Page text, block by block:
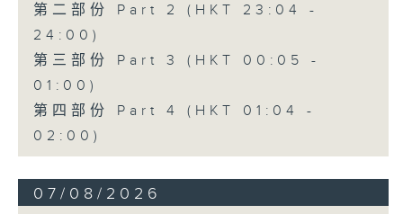
第二部份 Part 2 (HKT 23:04 -
24:00)
第三部份 Part 3 (HKT 00:05 -
01:00)
第四部份 Part 4 (HKT 01:04 -
02:00)
07/08/2026